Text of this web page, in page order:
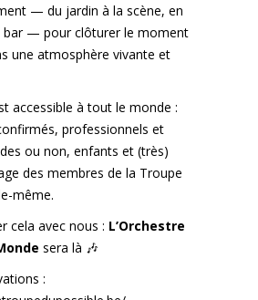
— du jardin à la scène, en
bar — pour clôturer le moment
une atmosphère vivante et
accessible à tout le monde :
professionnels et
ou non, enfants et (très)
des membres de la Troupe
même.
cela avec nous : L’Orchestre
sera là 🎶
: